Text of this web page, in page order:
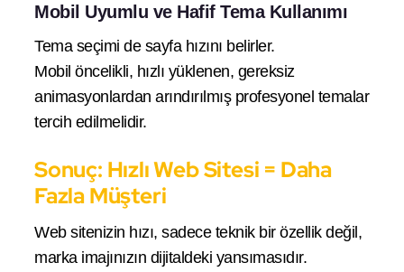
Mobil Uyumlu ve Hafif Tema Kullanımı
Tema seçimi de sayfa hızını belirler.
Mobil öncelikli, hızlı yüklenen, gereksiz
animasyonlardan arındırılmış profesyonel temalar
tercih edilmelidir.
Sonuç: Hızlı Web Sitesi = Daha
Fazla Müşteri
Web sitenizin hızı, sadece teknik bir özellik değil,
marka imajınızın dijitaldeki yansımasıdır.